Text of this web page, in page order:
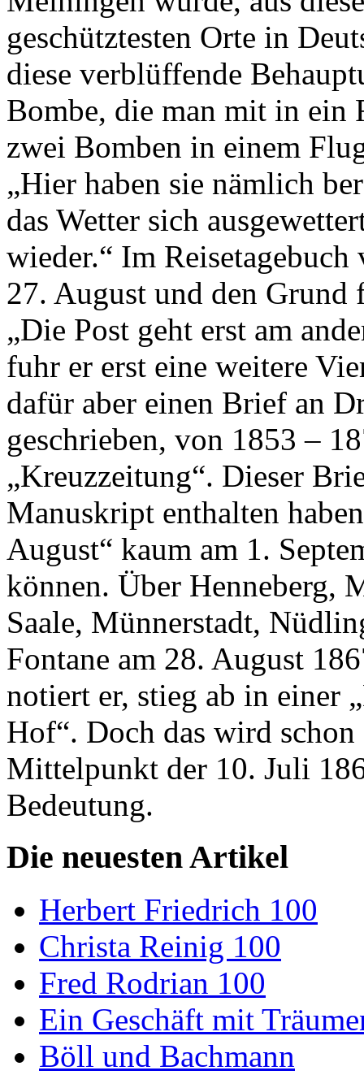
geschütztesten Orte in
diese verblüffende
Bombe, die man mit in ein
zwei Bomben in einem
„Hier haben sie nämlich
das Wetter sich
wieder.“ Im
27. August und den
„Die Post geht erst am
fuhr er erst eine weitere
dafür aber einen Brief an
geschrieben, von 1853 –
„Kreuzzeitung“. Dieser
Manuskript enthalten
August“ kaum am 1.
können. Über Henneberg,
Saale, Münnerstadt,
Fontane am 28. August
notiert er, stieg ab in einer
Hof“. Doch das wird schon
Mittelpunkt der 10. Juli
Bedeutung.
Die neuesten Artikel
Herbert Friedrich 100
Christa Reinig 100
Fred Rodrian 100
Ein Geschäft mit
Böll und Bachmann